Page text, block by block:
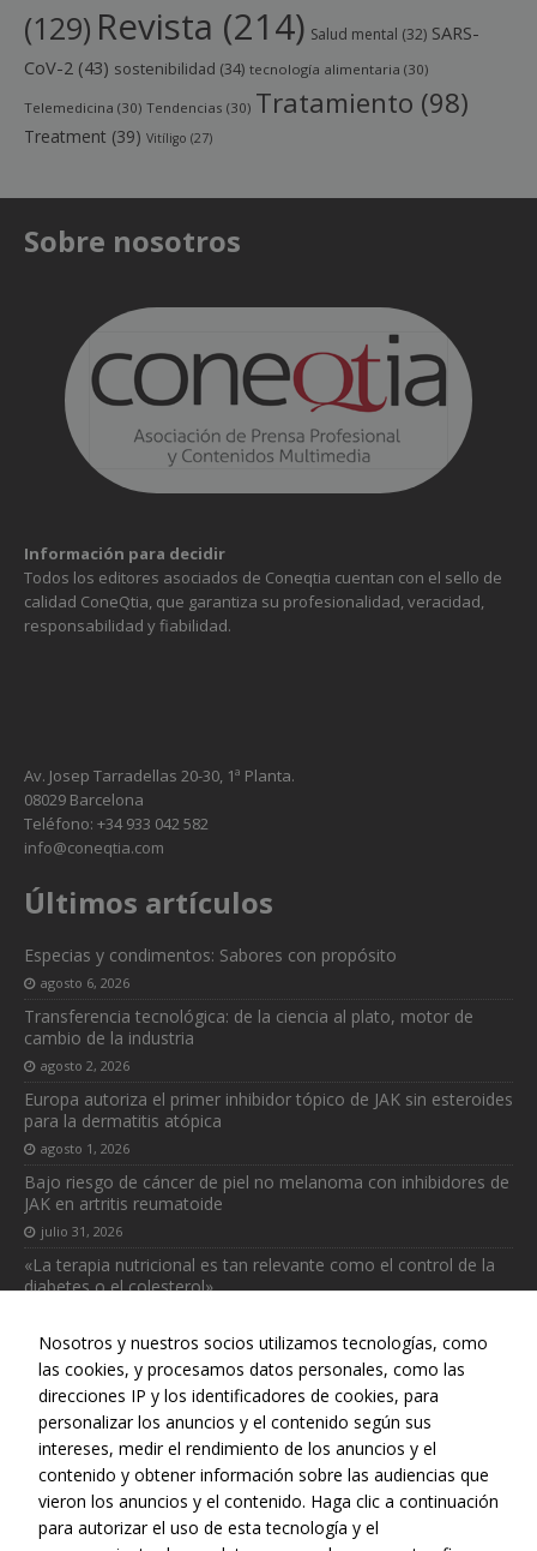
(129) Revista (214) Salud mental (32) SARS-
CoV-2 (43) sostenibilidad (34) tecnología alimentaria (30)
Telemedicina (30) Tendencias (30) Tratamiento (98)
Treatment (39) Vitíligo (27)
Sobre nosotros
Información para decidir
Todos los editores asociados de Coneqtia cuentan con el sello de
calidad ConeQtia, que garantiza su profesionalidad, veracidad,
responsabilidad y fiabilidad.
Av. Josep Tarradellas 20-30, 1ª Planta.
08029 Barcelona
Teléfono: +34 933 042 582
info@coneqtia.com
Últimos artículos
Especias y condimentos: Sabores con propósito
agosto 6, 2026
Transferencia tecnológica: de la ciencia al plato, motor de
cambio de la industria
agosto 2, 2026
Europa autoriza el primer inhibidor tópico de JAK sin esteroides
para la dermatitis atópica
agosto 1, 2026
Bajo riesgo de cáncer de piel no melanoma con inhibidores de
JAK en artritis reumatoide
julio 31, 2026
«La terapia nutricional es tan relevante como el control de la
diabetes o el colesterol»
Web realizada con el patrocinio del Centro Español de Derechos
Reprográficos
Nosotros y nuestros socios utilizamos tecnologías, como
las cookies, y procesamos datos personales, como las
direcciones IP y los identificadores de cookies, para
personalizar los anuncios y el contenido según sus
intereses, medir el rendimiento de los anuncios y el
contenido y obtener información sobre las audiencias que
vieron los anuncios y el contenido. Haga clic a continuación
para autorizar el uso de esta tecnología y el
son
opcionales.
Son
necesarias
web.
Estadísticas
Para que
funcionalidad
se usa la web.